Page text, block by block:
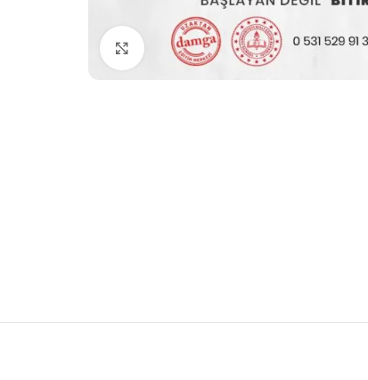
Büyük görsel için tıklayın